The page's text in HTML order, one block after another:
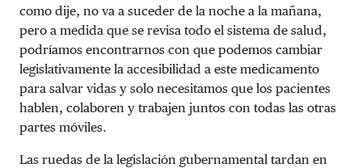
como dije, no va a suceder de la noche a la mañana,
pero a medida que se revisa todo el sistema de salud,
podríamos encontrarnos con que podemos cambiar
legislativamente la accesibilidad a este medicamento
para salvar vidas y solo necesitamos que los pacientes
hablen, colaboren y trabajen juntos con todas las otras
partes móviles.
Las ruedas de la legislación gubernamental tardan en